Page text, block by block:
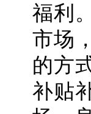
福利
市场
的方
补贴